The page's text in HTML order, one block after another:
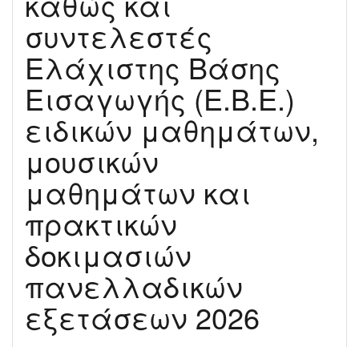
συντελεστές
Ελάχιστης Βάσης
Εισαγωγής (Ε.Β.Ε.)
ειδικών μαθημάτων,
μουσικών
μαθημάτων και
πρακτικών
δοκιμασιών
πανελλαδικών
εξετάσεων 2026